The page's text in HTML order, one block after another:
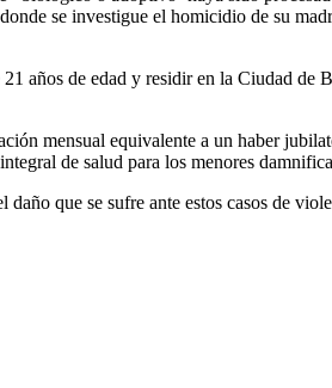
se investigue el homicidio de su
años de edad y residir en la Ciudad de
mensual equivalente a un haber
de salud para los menores
que se sufre ante estos casos de